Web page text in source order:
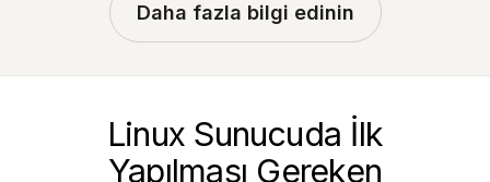
Daha fazla bilgi edinin
Linux Sunucuda İlk
Yapılması Gereken